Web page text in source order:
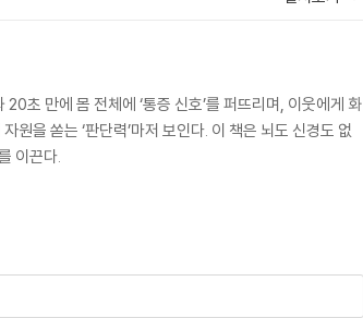
초 만에 몸 전체에 ‘통증 신호’를 퍼뜨리며, 이웃에게 화
원을 쏟는 ‘판단력’마저 보인다. 이 책은 뇌도 신경도 없
이끈다.